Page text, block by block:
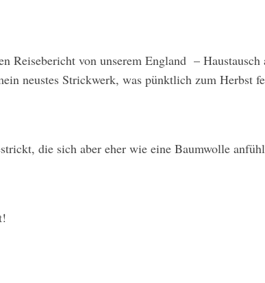
Reisebericht von unserem England – Haustausch
neustes Strickwerk, was pünktlich zum Herbst
die sich aber eher wie eine Baumwolle